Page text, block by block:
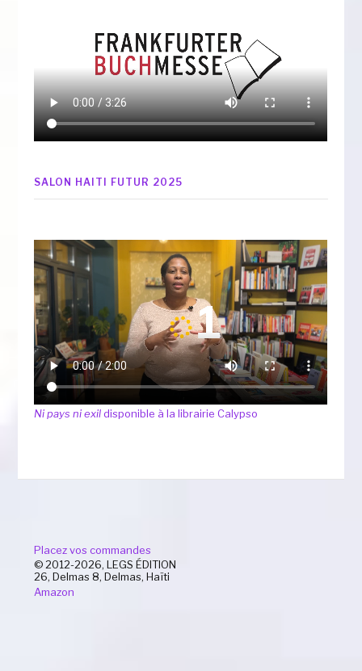
SALON HAITI FUTUR 2025
Ni pays ni exildisponible à la librairie Calypso
Placez vos commandes
© 2012-2026, LEGS ÉDITION
26, Delmas 8, Delmas, Haïti
Amazon